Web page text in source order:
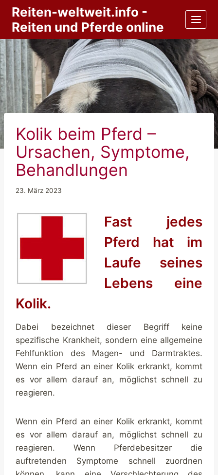
Zum
Inhalt
springen
Reiten-weltweit.info -
Reiten und Pferde online
Kolik beim Pferd –
Ursachen, Symptome,
Behandlungen
23. März 2023
Fast jedes
Pferd hat im
Laufe seines
Lebens eine
Kolik.
Dabei bezeichnet dieser Begriff keine
spezifische Krankheit, sondern eine allgemeine
Fehlfunktion des Magen- und Darmtraktes.
Wenn ein Pferd an einer Kolik erkrankt, kommt
es vor allem darauf an, möglichst schnell zu
reagieren.
Wenn ein Pferd an einer Kolik erkrankt, kommt
es vor allem darauf an, möglichst schnell zu
reagieren. Wenn Pferdebesitzer die
auftretenden Symptome schnell zuordnen